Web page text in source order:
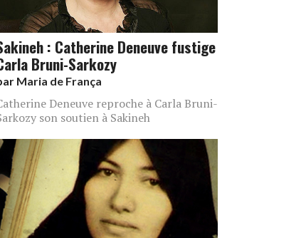
: Catherine Deneuve fustige
Bruni-Sarkozy
Maria de França
Deneuve reproche à Carla Bruni-
son soutien à Sakineh